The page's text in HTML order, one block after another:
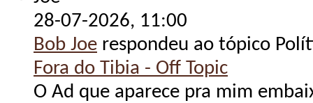
28-07-2026, 11:00
Bob Joe respondeu ao tópico
Fora do Tibia - Off Topic
O Ad que aparece pra mim